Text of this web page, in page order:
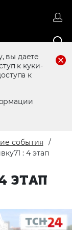
вы даете
к куки-
к
в эфире
события
: 4 этап
ЭТАП